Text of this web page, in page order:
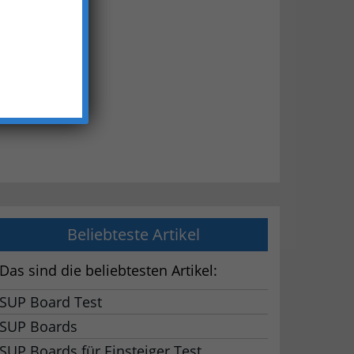
Beliebteste Artikel
Das sind die beliebtesten Artikel:
SUP Board Test
SUP Boards